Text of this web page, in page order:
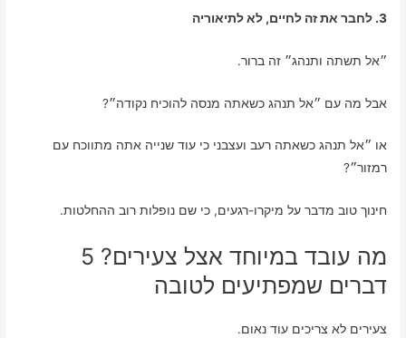
3. לחבר את זה לחיים, לא לתיאוריה
״אל תשתה ותנהג״ זה ברור.
אבל מה עם ״אל תנהג כשאתה מנסה להוכיח נקודה״?
או ״אל תנהג כשאתה רעב ועצבני כי עוד שנייה אתה מתווכח עם
רמזור״?
חינוך טוב מדבר על מיקרו-רגעים, כי שם נופלות רוב ההחלטות.
מה עובד במיוחד אצל צעירים? 5
דברים שמפתיעים לטובה
צעירים לא צריכים עוד נאום.